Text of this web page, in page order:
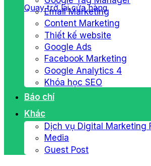
Quay trở lại cửa hàng
Email Marketing
Content Marketing
Thiết kế website
Google Ads
Facebook Marketing
Google Analytics 4
Khóa học SEO
Báo chí
Khác
Dịch vụ Digital Marketing
Media
Guest Post